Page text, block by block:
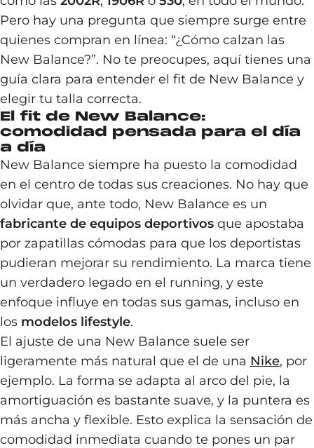
Pero hay una pregunta que siempre surge entre
quienes compran en línea: “¿Cómo calzan las
New Balance?”. No te preocupes, aquí tienes una
guía clara para entender el fit de New Balance y
elegir tu talla correcta.
El fit de New Balance:
comodidad pensada para el día
a día
New Balance siempre ha puesto la comodidad
en el centro de todas sus creaciones. No hay que
olvidar que, ante todo, New Balance es un
fabricante de equipos deportivos que apostaba
por zapatillas cómodas para que los deportistas
pudieran mejorar su rendimiento. La marca tiene
un verdadero legado en el running, y este
enfoque influye en todas sus gamas, incluso en
los modelos lifestyle.
El ajuste de una New Balance suele ser
ligeramente más natural que el de una Nike, por
ejemplo. La forma se adapta al arco del pie, la
amortiguación es bastante suave, y la puntera es
más ancha y flexible. Esto explica la sensación de
comodidad inmediata cuando te pones un par